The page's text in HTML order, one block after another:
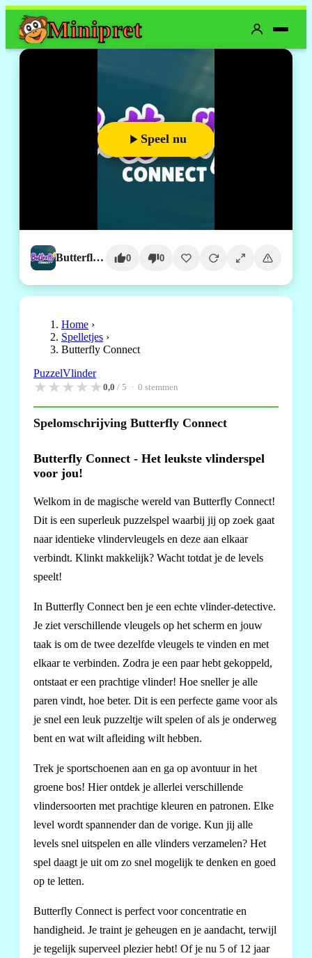
Minipret
Speel nu
Butterfly Connect 0 0
Home ›
Spelletjes ›
Butterfly Connect
PuzzelVlinder
★★★★★0,0 / 5 · 0 stemmen
Spelomschrijving Butterfly Connect
Butterfly Connect - Het leukste vlinderspel
voor jou!
Welkom in de magische wereld van Butterfly Connect!
Dit is een superleuk puzzelspel waarbij jij op zoek gaat
naar identieke vlindervleugels en deze aan elkaar
verbindt. Klinkt makkelijk? Wacht totdat je de levels
speelt!
In Butterfly Connect ben je een echte vlinder-detective.
Je ziet verschillende vleugels op het scherm en jouw
taak is om de twee dezelfde vleugels te vinden en met
elkaar te verbinden. Zodra je een paar hebt gekoppeld,
ontstaat er een prachtige vlinder! Hoe sneller je alle
paren vindt, hoe beter. Dit is een perfecte game voor als
je snel een leuk puzzeltje wilt spelen of als je onderweg
bent en wat wilt afleiding wilt hebben.
Trek je sportschoenen aan en ga op avontuur in het
groene bos! Hier ontdek je allerlei verschillende
vlindersoorten met prachtige kleuren en patronen. Elke
level wordt spannender dan de vorige. Kun jij alle
levels snel uitspelen en alle vlinders verzamelen? Het
spel daagt je uit om zo snel mogelijk te denken en goed
op te letten.
Butterfly Connect is perfect voor concentratie en
handigheid. Je traint je geheugen en je aandacht, terwijl
je tegelijk superveel plezier hebt! Of je nu 5 of 12 jaar